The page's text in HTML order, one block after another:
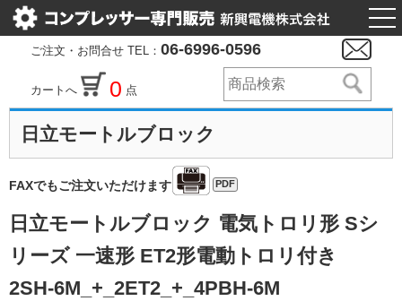
ご注文・お問合せ TEL： 06-6996-0596
カートへ 0 点
日立モートルブロック
FAXでもご注文いただけます PDF
日立モートルブロック 電気トロリ形 Sシ
リーズ 一速形 ET2形電動トロリ付き
2SH-6M_+_2ET2_+_4PBH-6M